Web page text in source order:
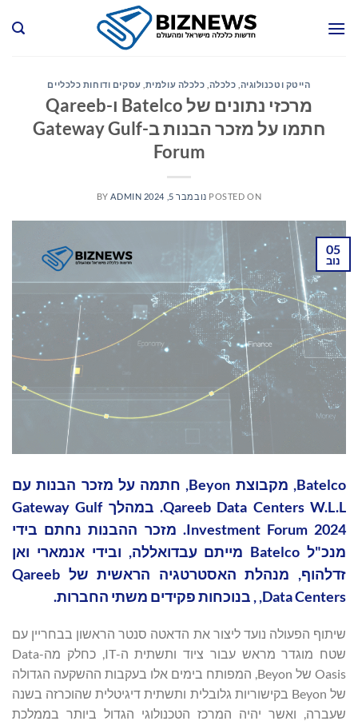
הייטק וטכנולוגיה כלכלה כלכלה עולמית עסקים ודוחות כלכליים
מרכזי נתונים של Batelco ו-Qareeb
חתמו על מזכר הבנות ב-Gateway Gulf
Forum
POSTED ON נובמבר 5, 2024 BY ADMIN
05
נוב
Batelco, מקבוצת Beyon, חתמה על מזכר הבנות עם
Qareeb Data Centers W.L.L. במהלך Gateway Gulf
Investment Forum 2024. מזכר ההבנות נחתם בידי
מנכ"ל Batelco מייתם עבדואללה, ובידי אנמארי ואן
זדלהוף, מנהלת האסטרטגיה הראשית של Qareeb
Data Centers, , בנוכחות פקידים משתי החברות.
שיתוף הפעולה נועד ליצור את הדאטה סנטר הראשון בבחריין עם
שטח מוגדר מראש עבור ציוד ותשתית ה-IT, כחלק מה-Data
Oasis של Beyon, המפותח בימים אלו בעקבות ההשקעה הגדולה
של Beyon בקישוריות גלובלית ותשתית דיגיטלית שהוכרזה בשנה
שעברה, ואשר יהיה המרכז הטכנולוגי הגדול ביותר בממלכת